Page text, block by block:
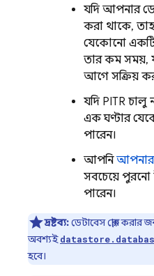
যদি আপনার
করা থাকে,
যেকোনো একটি
তার কম সময়,
আগে সক্রিয়
যদি PITR
এক ঘণ্টার
পারেন।
আপনিআপনার
সবচেয়ে পুরনো
পারেন।
দ্রষ্টব্য:ডেটাবেস ক্লোন
অবশ্যই
হবে।